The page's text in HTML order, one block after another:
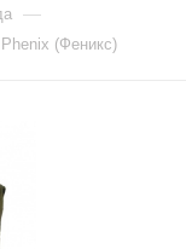
—
(Феникс)